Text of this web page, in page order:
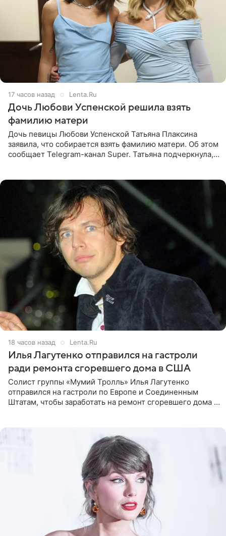
17 часов назад Lenta.Ru
Дочь Любови Успенской решила взять
фамилию матери
Дочь певицы Любови Успенской Татьяна Плаксина
заявила, что собирается взять фамилию матери. Об этом
сообщает Telegram-канал Super. Татьяна подчеркнула,
18 часов назад Lenta.Ru
Илья Лагутенко отправился на гастроли
ради ремонта сгоревшего дома в США
Солист группы «Мумий Тролль» Илья Лагутенко
отправился на гастроли по Европе и Соединенным
Штатам, чтобы заработать на ремонт сгоревшего дома в